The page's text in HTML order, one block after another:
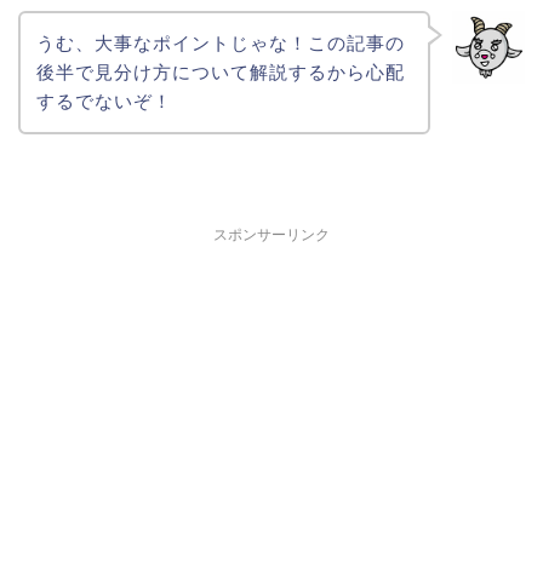
うむ、大事なポイントじゃな！この記事の
後半で見分け方について解説するから心配
するでないぞ！
スポンサーリンク